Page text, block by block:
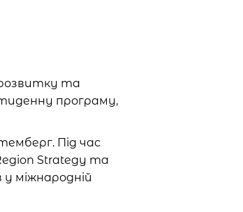
розвитку та
програму,
Під час
Strategy та
міжнародній